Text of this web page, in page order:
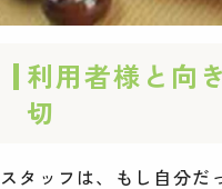
利用者様と向
切
スタッフは、もし自分だ